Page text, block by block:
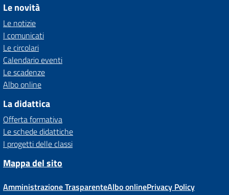
Le novità
Le notizie
I comunicati
Le circolari
Calendario eventi
Le scadenze
Albo online
La didattica
Offerta formativa
Le schede didattiche
I progetti delle classi
Mappa del sito
Amministrazione TrasparenteAlbo onlinePrivacy Policy